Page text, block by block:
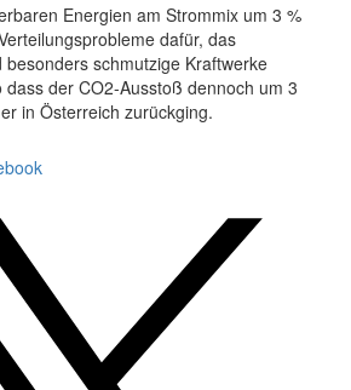
Energien am Strommix um 3 %
dafür, das
besonders schmutzige Kraftwerke
der CO2-Ausstoß dennoch um 3
in Österreich zurückging.